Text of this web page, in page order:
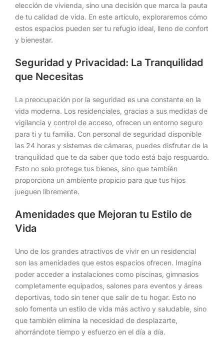
elección de vivienda, sino una decisión que marca la pauta
de tu calidad de vida. En este artículo, exploraremos cómo
estos espacios pueden ser tu refugio ideal, lleno de confort
y bienestar.
Seguridad y Privacidad: La Tranquilidad
que Necesitas
La preocupación por la seguridad es una constante en la
vida moderna. Los residenciales, gracias a sus medidas de
vigilancia y control de acceso, ofrecen un entorno seguro
para ti y tu familia. Con personal de seguridad disponible
las 24 horas y sistemas de cámaras, puedes disfrutar de la
tranquilidad que te da saber que todo está bajo resguardo.
Esto no solo protege tus bienes, sino que también
proporciona un ambiente propicio para que tus hijos
jueguen libremente.
Amenidades que Mejoran tu Estilo de
Vida
Uno de los grandes atractivos de vivir en un residencial
son las amenidades que estos espacios ofrecen. Imagina
poder acceder a instalaciones como piscinas, gimnasios
completamente equipados, salones para eventos y áreas
deportivas, todo sin tener que salir de tu hogar. Esto no
solo fomenta un estilo de vida más activo y saludable, sino
que también elimina la necesidad de desplazarte,
ahorrándote tiempo y esfuerzo en el día a día.